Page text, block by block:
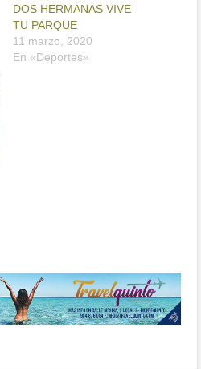
DOS HERMANAS VIVE
TU PARQUE
11 marzo, 2020
En «Deportes»